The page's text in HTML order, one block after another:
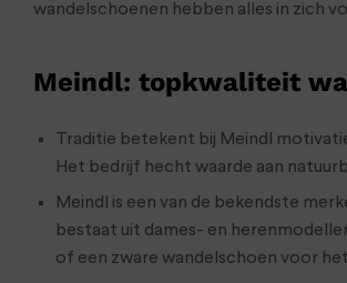
wandelschoenen hebben alles in zich
Meindl: topkwaliteit
Traditie betekent bij Meindl
Het bedrijf hecht waarde aan
Meindl is een van de bekendste
bestaat uit dames- en
of een zware wandelschoen voor